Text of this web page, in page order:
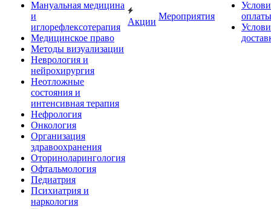
Мануальная медицина
и
иглорефлексотерапия
Медицинское право
Методы визуализации
Неврология и
нейрохирургия
Неотложные
состояния и
интенсивная терапия
Нефрология
Онкология
Организация
здравоохранения
Оториноларингология
Офтальмология
Педиатрия
Психиатрия и
наркология
Акции
Мероприятия
оплаты